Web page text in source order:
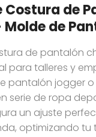
Costura de
de
de pantalón
para talleres y
pantalón jogger
serie de ropa
un ajuste
optimizando tu